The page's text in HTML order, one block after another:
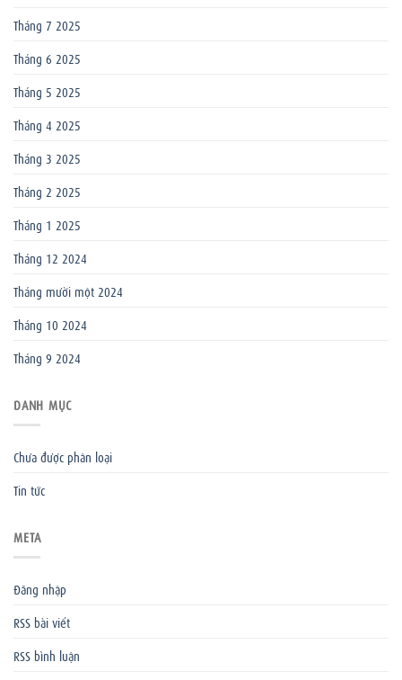
Tháng 7 2025
Tháng 6 2025
Tháng 5 2025
Tháng 4 2025
Tháng 3 2025
Tháng 2 2025
Tháng 1 2025
Tháng 12 2024
Tháng mười một 2024
Tháng 10 2024
Tháng 9 2024
DANH MỤC
Chưa được phân loại
Tin tức
META
Đăng nhập
RSS bài viết
RSS bình luận